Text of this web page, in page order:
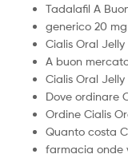
Tadalafil A
generico 20
Cialis Oral
A buon
Cialis Oral
Dove ordinare
Ordine Cialis
Quanto costa
farmacia onde